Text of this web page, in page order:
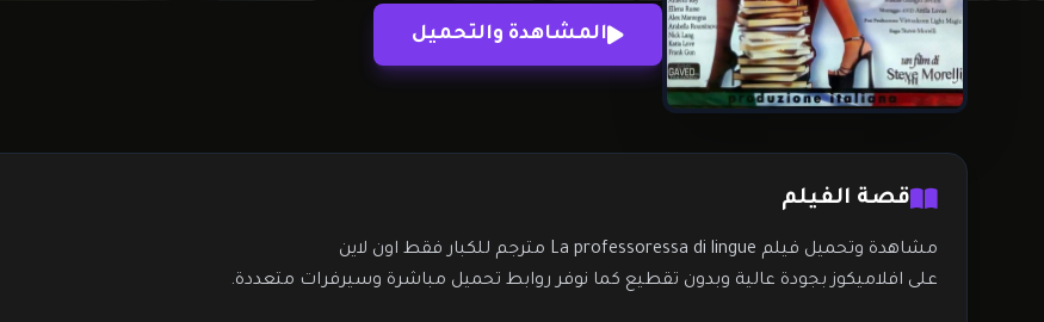
المشاهدة والتحميل
قصة الفيلم
مشاهدة وتحميل فيلم La professoressa di lingue مترجم للكبار فقط اون لاين
على افلاميكوز بجودة عالية وبدون تقطيع كما نوفر روابط تحميل مباشرة وسيرفرات متعددة.